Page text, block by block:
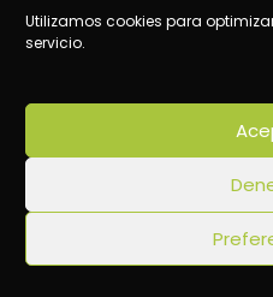
Utilizamos cookies para
servicio.
WAKE UP PLATFORM se
siguientes acciones:
motivo o sin motivo alguno, a
Tomar medidas consideradas
respecto a cualquier
eliminación, si considera que
Condiciones de uso, vulnera
u otros derechos, amenaza la
público en general, o podría